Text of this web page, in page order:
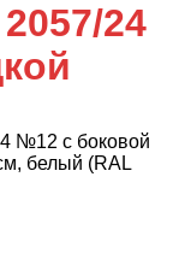
24
№12 с боковой
белый (RAL